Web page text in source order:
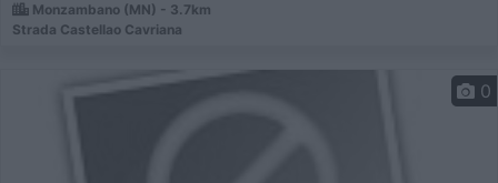
Monzambano (MN) - 3.7km
Strada Castellao Cavriana
0